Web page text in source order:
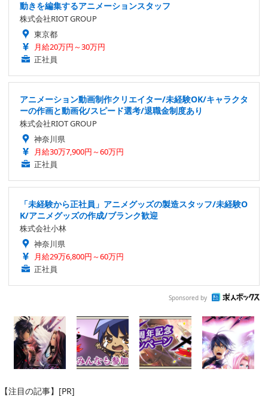
動きを編集するアニメーションスタッフ
株式会社RIOT GROUP
東京都
月給20万円～30万円
正社員
アニメーション動画制作クリエイター/未経験OK/キャラクタ
ーの作画と動画化/スピード選考/退職金制度あり
株式会社RIOT GROUP
神奈川県
月給30万7,900円～60万円
正社員
「未経験から正社員」アニメグッズの製造スタッフ/未経験O
K/アニメグッズの作成/ブランク歓迎
株式会社小林
神奈川県
月給29万6,800円～60万円
正社員
Sponsored by
【注目の記事】[PR]